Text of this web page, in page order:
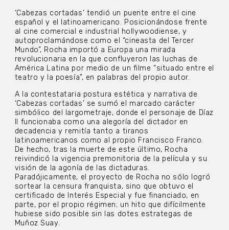
‘Cabezas cortadas’ tendió un puente entre el cine
español y el latinoamericano. Posicionándose frente
al cine comercial e industrial hollywoodiense, y
autoproclamándose como el “cineasta del Tercer
Mundo”, Rocha importó a Europa una mirada
revolucionaria en la que confluyeron las luchas de
América Latina por medio de un filme “situado entre el
teatro y la poesía”, en palabras del propio autor.
A la contestataria postura estética y narrativa de
‘Cabezas cortadas’ se sumó el marcado carácter
simbólico del largometraje, donde el personaje de Díaz
II funcionaba como una alegoría del dictador en
decadencia y remitía tanto a tiranos
latinoamericanos como al propio Francisco Franco.
De hecho, tras la muerte de este último, Rocha
reivindicó la vigencia premonitoria de la película y su
visión de la agonía de las dictaduras.
Paradójicamente, el proyecto de Rocha no sólo logró
sortear la censura franquista, sino que obtuvo el
certificado de Interés Especial y fue financiado, en
parte, por el propio régimen; un hito que difícilmente
hubiese sido posible sin las dotes estrategas de
Muñoz Suay.